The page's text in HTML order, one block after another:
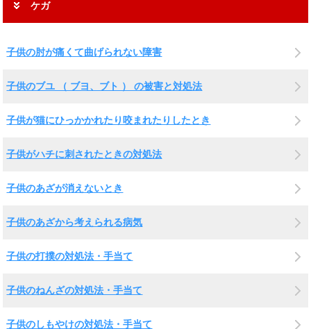
ケガ
子供の肘が痛くて曲げられない障害
子供のブユ （ ブヨ、ブト ） の被害と対処法
子供が猫にひっかかれたり咬まれたりしたとき
子供がハチに刺されたときの対処法
子供のあざが消えないとき
子供のあざから考えられる病気
子供の打撲の対処法・手当て
子供のねんざの対処法・手当て
子供のしもやけの対処法・手当て